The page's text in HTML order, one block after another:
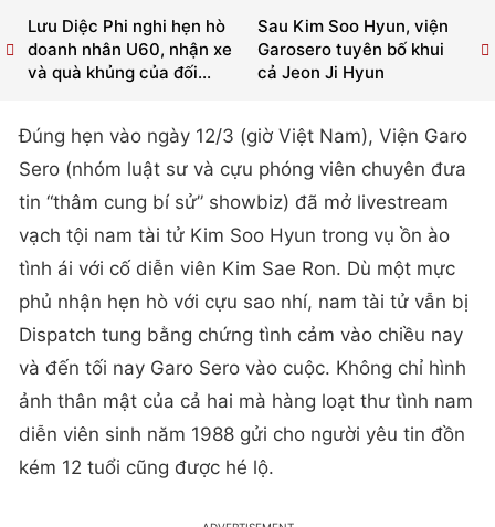
Sau Kim Soo Hyun, viện
Garosero tuyên bố khui
cả Jeon Ji Hyun
Lưu Diệc Phi nghi hẹn hò
doanh nhân U60, nhận xe
và quà khủng của đối...
Đúng hẹn vào ngày 12/3 (giờ Việt Nam), Viện Garo
Sero (nhóm luật sư và cựu phóng viên chuyên đưa
tin “thâm cung bí sử” showbiz) đã mở livestream
vạch tội nam tài tử Kim Soo Hyun trong vụ ồn ào
tình ái với cố diễn viên Kim Sae Ron. Dù một mực
phủ nhận hẹn hò với cựu sao nhí, nam tài tử vẫn bị
Dispatch tung bằng chứng tình cảm vào chiều nay
và đến tối nay Garo Sero vào cuộc. Không chỉ hình
ảnh thân mật của cả hai mà hàng loạt thư tình nam
diễn viên sinh năm 1988 gửi cho người yêu tin đồn
kém 12 tuổi cũng được hé lộ.